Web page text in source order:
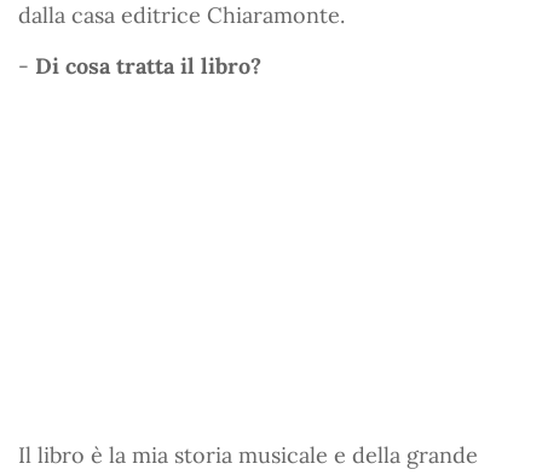
dalla casa editrice Chiaramonte.
- Di cosa tratta il libro?
Il libro è la mia storia musicale e della grande